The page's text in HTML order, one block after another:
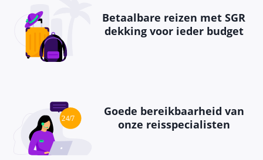
Betaalbare reizen met SGR
dekking voor ieder budget
Goede bereikbaarheid van
onze reisspecialisten